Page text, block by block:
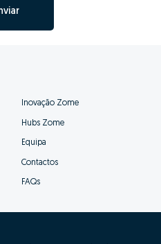
Inovação Zome
Hubs Zome
Equipa
Contactos
FAQs